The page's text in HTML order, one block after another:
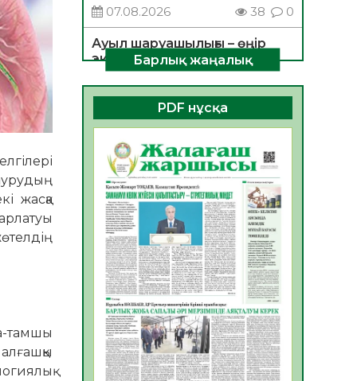
жасқа
тамшы
07.08.2026
38 0
Ауыл шаруашылығы – өңір
экономикасының негізгі
тірегі
06.08.2026
46 0
ҚОҒАМДЫҚ БЕЛСЕНДІЛІК –
ЕЛ ДАМУЫНЫҢ НЕГІЗІ
06.08.2026
44
ҚҰРЫЛТАЙ САЙЛАУЫ –
БОЛАШАҚҚА БАСТАР
ЖАУАПТЫ ТАҢДАУ
06.08.2026
45
Инфекциялық ауруларға
қарсы иммундау
жұмыстарының тиімділігі
06.08.2026
48
Көкжөтел ауруы туралы
Барлық жаңалық
PDF нұсқа